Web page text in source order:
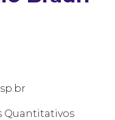
Quantitativos